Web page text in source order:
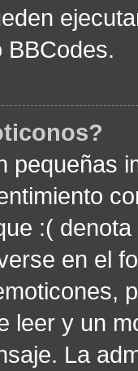
BBCodes.
pequeñas
:(
en el
leer y un
La